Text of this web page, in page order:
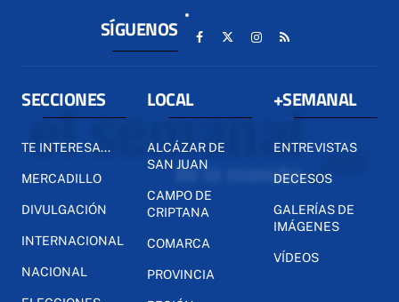
SÍGUENOS
SECCIONES
TE INTERESA...
MERCADILLO
DIVULGACIÓN
INTERNACIONAL
NACIONAL
LOCAL
ALCÁZAR DE
SAN JUAN
CAMPO DE
CRIPTANA
COMARCA
PROVINCIA
+SEMANAL
ENTREVISTAS
DECESOS
GALERÍAS DE
IMÁGENES
VÍDEOS